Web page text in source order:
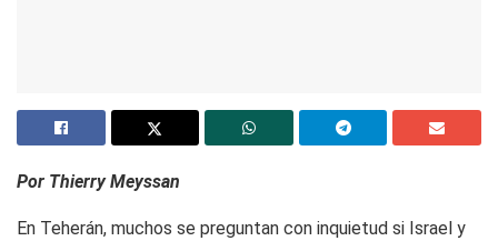
Por Thierry Meyssan
En Teherán, muchos se preguntan con inquietud si Israel y